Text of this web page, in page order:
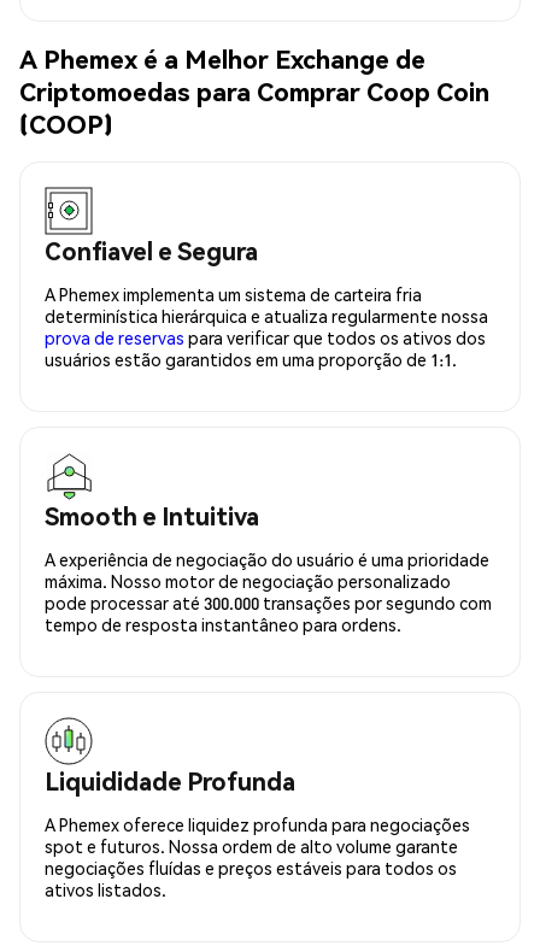
A Phemex é a Melhor Exchange de
Criptomoedas para Comprar Coop Coin
(COOP)
Confiavel e Segura
A Phemex implementa um sistema de carteira fria
determinística hierárquica e atualiza regularmente nossa
prova de reservas para verificar que todos os ativos dos
usuários estão garantidos em uma proporção de 1:1.
Smooth e Intuitiva
A experiência de negociação do usuário é uma prioridade
máxima. Nosso motor de negociação personalizado
pode processar até 300.000 transações por segundo com
tempo de resposta instantâneo para ordens.
Liquididade Profunda
A Phemex oferece liquidez profunda para negociações
spot e futuros. Nossa ordem de alto volume garante
negociações fluídas e preços estáveis para todos os
ativos listados.